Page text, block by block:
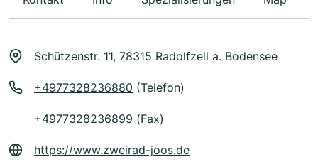
Schützenstr. 11, 78315 Radolfzell a. Bodensee
+4977328236880 (Telefon)
+4977328236899 (Fax)
https://www.zweirad-joos.de